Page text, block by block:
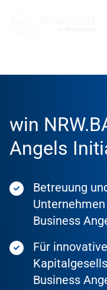
win
Angels
Betreuung
Business
Für
Business